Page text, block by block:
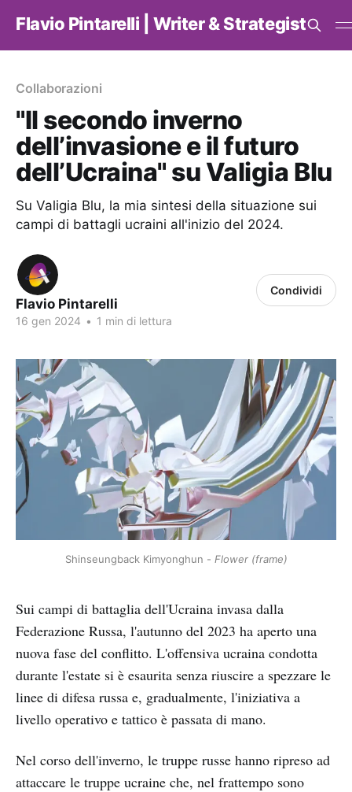
Flavio Pintarelli | Writer & Strategist
Collaborazioni
"Il secondo inverno
dell’invasione e il futuro
dell’Ucraina" su Valigia Blu
Su Valigia Blu, la mia sintesi della situazione sui
campi di battagli ucraini all'inizio del 2024.
Flavio Pintarelli
16 gen 2024 • 1 min di lettura
Condividi
Shinseungback Kimyonghun - Flower (frame)
Sui campi di battaglia dell'Ucraina invasa dalla
Federazione Russa, l'autunno del 2023 ha aperto una
nuova fase del conflitto. L'offensiva ucraina condotta
durante l'estate si è esaurita senza riuscire a spezzare le
linee di difesa russa e, gradualmente, l'iniziativa a
livello operativo e tattico è passata di mano.
Nel corso dell'inverno, le truppe russe hanno ripreso ad
attaccare le truppe ucraine che, nel frattempo sono